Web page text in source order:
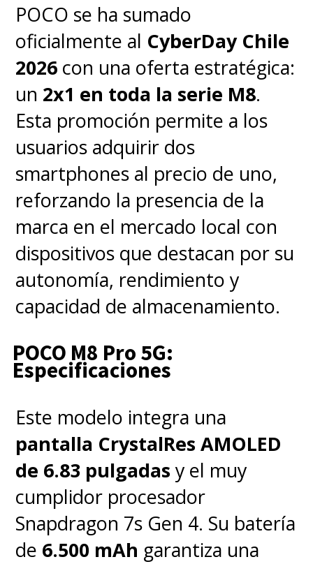
POCO se ha sumado
oficialmente al CyberDay Chile
2026 con una oferta estratégica:
un 2x1 en toda la serie M8.
Esta promoción permite a los
usuarios adquirir dos
smartphones al precio de uno,
reforzando la presencia de la
marca en el mercado local con
dispositivos que destacan por su
autonomía, rendimiento y
capacidad de almacenamiento.
POCO M8 Pro 5G:
Especificaciones
Este modelo integra una
pantalla CrystalRes AMOLED
de 6.83 pulgadas y el muy
cumplidor procesador
Snapdragon 7s Gen 4. Su batería
de 6.500 mAh garantiza una